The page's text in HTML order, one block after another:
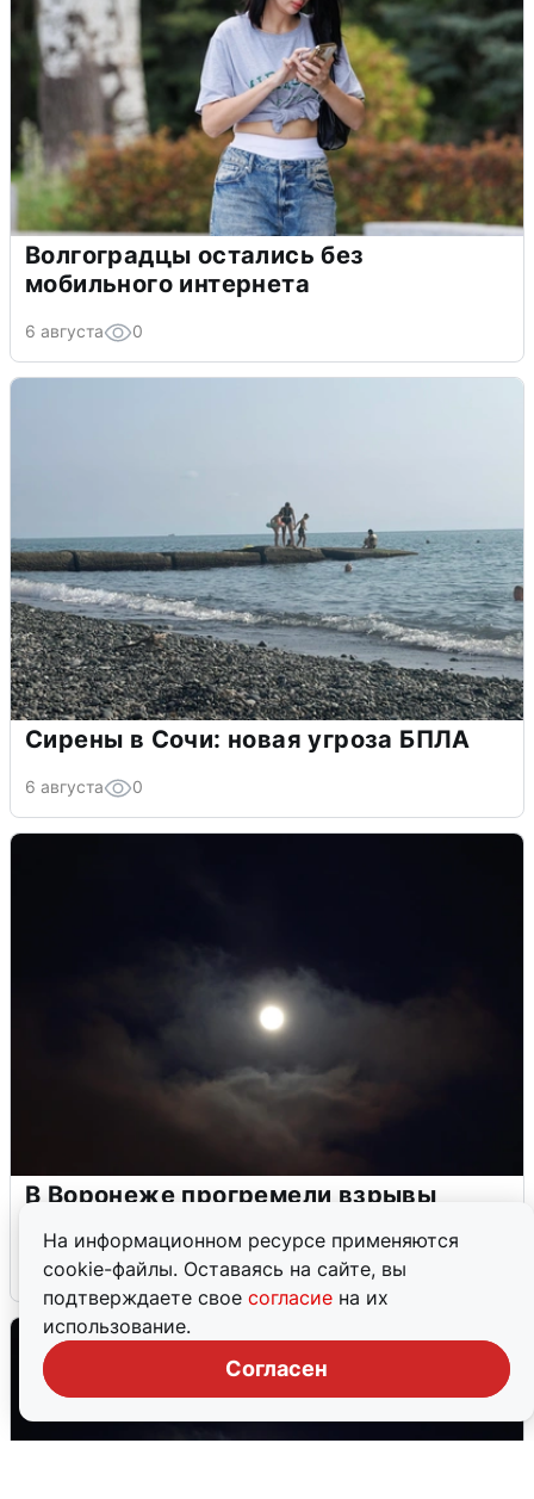
На информационном ресурсе применяются
cookie-файлы. Оставаясь на сайте, вы
подтверждаете свое согласие на их
использование.
Согласен
Волгоградцы остались без
мобильного интернета
6 августа 0
Сирены в Сочи: новая угроза БПЛА
6 августа 0
В Воронеже прогремели взрывы
5 августа 0